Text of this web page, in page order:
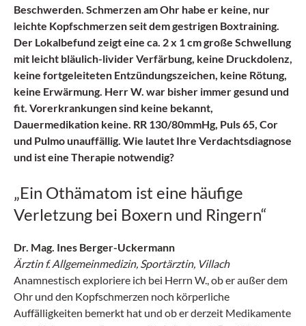
Beschwerden. Schmerzen am Ohr habe er keine, nur
leichte Kopfschmerzen seit dem gestrigen Boxtraining.
Der Lokalbefund zeigt eine ca. 2 x 1 cm große Schwellung
mit leicht bläulich-livider Verfärbung, keine Druckdolenz,
keine fortgeleiteten Entzündungszeichen, keine Rötung,
keine Erwärmung. Herr W. war bisher immer gesund und
fit. Vorerkrankungen sind keine bekannt,
Dauermedikation keine. RR 130/80mmHg, Puls 65, Cor
und Pulmo unauffällig. Wie lautet Ihre Verdachtsdiagnose
und ist eine Therapie notwendig?
„Ein Othämatom ist eine häufige
Verletzung bei Boxern und Ringern“
Dr. Mag. Ines Berger-Uckermann
Ärztin f. Allgemeinmedizin, Sportärztin, Villach
Anamnestisch exploriere ich bei Herrn W., ob er außer dem
Ohr und den Kopfschmerzen noch körperliche
Auffälligkeiten bemerkt hat und ob er derzeit Medikamente